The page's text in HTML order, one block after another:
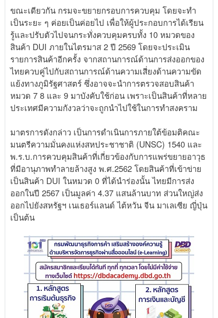
ขณะเดียวกัน กรมจะขยายกรอบการควบคุม โดยจะทำ
เป็นระยะ ๆ ค่อยเป็นค่อยไป เพื่อให้ผู้ประกอบการได้เรียน
รู้และปรับตัวไปจนกระทั่งควบคุมครบทั้ง 10 หมวดของ
สินค้า DUI ภายในไตรมาส 2 ปี 2569 โดยจะประเมิน
รายการสินค้าอีกครั้ง จากสถานการณ์ด้านการส่งออกของ
ไทยควบคู่ไปกับสถานการณ์ด้านความเสี่ยงด้านความขัด
แย้งทางภูมิรัฐศาสตร์ ซึ่งอาจจะนำการตรวจสอบสินค้า
หมวด 7 8 และ 9 มาบังคับใช้ก่อน เพราะเป็นสินค้าที่หลาย
ประเทศมีความกังวลว่าจะถูกนำไปใช้ในการทำสงคราม
มาตรการดังกล่าว เป็นการดำเนินการภายใต้ข้อมติคณะ
มนตรีความมั่นคงแห่งสหประชาชาติ (UNSC) 1540 และ
พ.ร.บ.การควบคุมสินค้าที่เกี่ยวข้องกับการแพร่ขยายอาวุธ
ที่มีอานุภาพทำลายล้างสูง พ.ศ.2562 โดยสินค้าที่เข้าข่าย
เป็นสินค้า DUI ในหมวด 0 ที่ได้นำร่องนั้น ไทยมีการส่ง
ออกในปี 2567 เป็นมูลค่า 4.37 แสนล้านบาท ส่วนใหญ่ส่ง
ออกไปยังสหรัฐฯ เนเธอร์แลนด์ ไต้หวัน จีน มาเลเซีย ญี่ปุ่น
เป็นต้น